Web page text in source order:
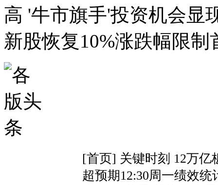
高 '牛市旗手'投资机会显
新股恢复10%涨跌幅限
[首页] 关键时刻 12万
超预期12:30周一绩效